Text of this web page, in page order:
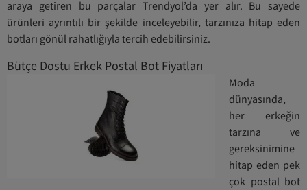
araya getiren bu parçalar Trendyol’da yer alır. Bu sayede
ürünleri ayrıntılı bir şekilde inceleyebilir, tarzınıza hitap eden
botları gönül rahatlığıyla tercih edebilirsiniz.
Bütçe Dostu Erkek Postal Bot Fiyatları
Moda
dünyasında,
her erkeğin
tarzına ve
gereksinimine
hitap eden pek
çok postal bot